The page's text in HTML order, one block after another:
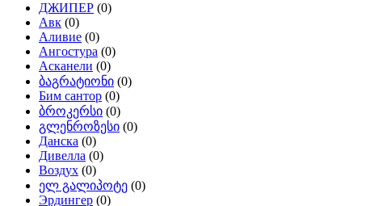
ДЖИПЕР (0)
Авк (0)
Аливиe (0)
Ангостура (0)
Асканели (0)
ბაგრატიონი (0)
Бим сантор (0)
ბროკერსი (0)
გლენროზესი (0)
Данска (0)
Дивелла (0)
Воздух (0)
ელ გალიპოტე (0)
Эрдингер (0)